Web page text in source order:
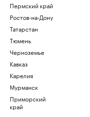
Пермский край
Ростов-на-Дону
Татарстан
Тюмень
Черноземье
Кавказ
Карелия
Мурманск
Приморский
край